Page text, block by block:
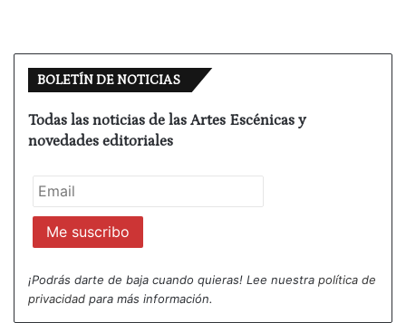
BOLETÍN DE NOTICIAS
Todas las noticias de las Artes Escénicas y
novedades editoriales
¡Podrás darte de baja cuando quieras! Lee nuestra política de
privacidad para más información.